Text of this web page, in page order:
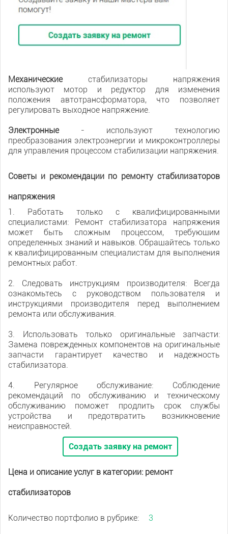
Механическиестабилизаторы напряжения
используют мотор и редуктор для изменения
положения автотрансформатора, что позволяет
регулировать выходное напряжение.
Электронные- используют технологию
преобразования электроэнергии и микроконтроллеры
для управления процессом стабилизации напряжения.
Советы и рекомендации по ремонту стабилизаторов
напряжения
1. Работать только с квалифицированными
специалистами: Ремонт стабилизатора напряжения
может быть сложным процессом, требующим
определенных знаний и навыков. Обращайтесь только
к квалифицированным специалистам для выполнения
ремонтных работ.
2. Следовать инструкциям производителя: Всегда
ознакомьтесь с руководством пользователя и
инструкциями производителя перед выполнением
ремонта или обслуживания.
3. Использовать только оригинальные запчасти:
Замена поврежденных компонентов на оригинальные
запчасти гарантирует качество и надежность
стабилизатора.
4. Регулярное обслуживание: Соблюдение
рекомендаций по обслуживанию и техническому
обслуживанию поможет продлить срок службы
устройства и предотвратить возникновение
неисправностей.
Создать заявку на ремонт
Цена и описание услуг в категории: ремонт
стабилизаторов
Количество портфолио в рубрике: 3